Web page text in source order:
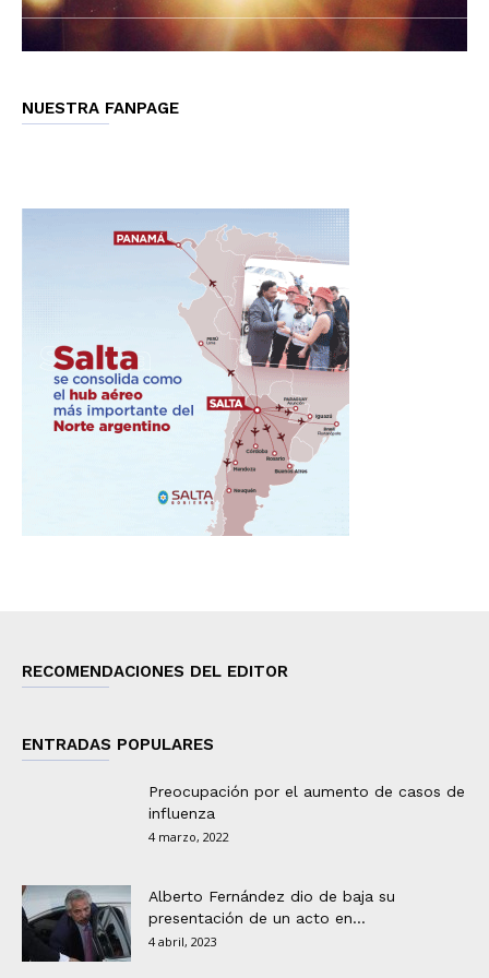
NUESTRA FANPAGE
RECOMENDACIONES DEL EDITOR
ENTRADAS POPULARES
Preocupación por el aumento de casos de
influenza
4 marzo, 2022
Alberto Fernández dio de baja su
presentación de un acto en...
4 abril, 2023